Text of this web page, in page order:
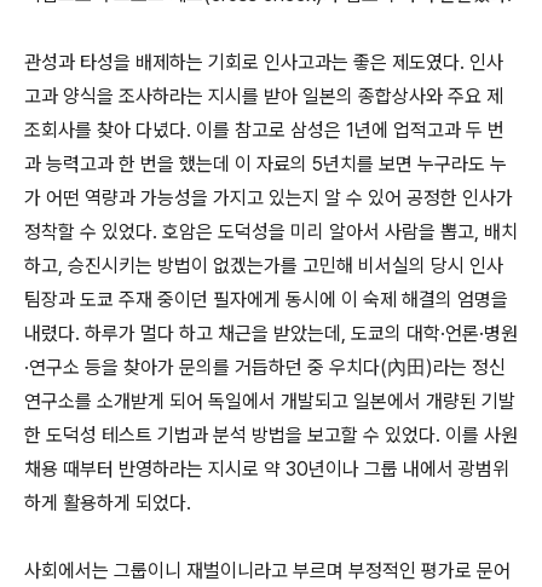
관성과 타성을 배제하는 기회로 인사고과는 좋은 제도였다. 인사
고과 양식을 조사하라는 지시를 받아 일본의 종합상사와 주요 제
조회사를 찾아 다녔다. 이를 참고로 삼성은 1년에 업적고과 두 번
과 능력고과 한 번을 했는데 이 자료의 5년치를 보면 누구라도 누
가 어떤 역량과 가능성을 가지고 있는지 알 수 있어 공정한 인사가
정착할 수 있었다. 호암은 도덕성을 미리 알아서 사람을 뽑고, 배치
하고, 승진시키는 방법이 없겠는가를 고민해 비서실의 당시 인사
팀장과 도쿄 주재 중이던 필자에게 동시에 이 숙제 해결의 엄명을
내렸다. 하루가 멀다 하고 채근을 받았는데, 도쿄의 대학·언론·병원
·연구소 등을 찾아가 문의를 거듭하던 중 우치다(內田)라는 정신
연구소를 소개받게 되어 독일에서 개발되고 일본에서 개량된 기발
한 도덕성 테스트 기법과 분석 방법을 보고할 수 있었다. 이를 사원
채용 때부터 반영하라는 지시로 약 30년이나 그룹 내에서 광범위
하게 활용하게 되었다.
사회에서는 그룹이니 재벌이니라고 부르며 부정적인 평가로 문어